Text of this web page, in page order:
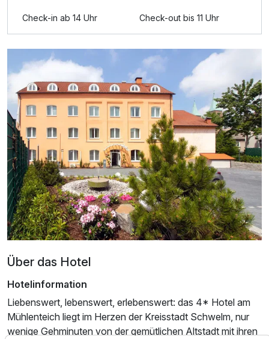
pro KA
Einzelzimmer
1 Erwachsenen
Für 3 Tage p.P. ab216,00 €
Check-in ab 14 Uhr Check-out bis 11 Uhr
Über das Hotel
Hotelinformation
Liebenswert, lebenswert, erlebenswert: das 4* Hotel am
Mühlenteich liegt im Herzen der Kreisstadt Schwelm, nur
wenige Gehminuten von der gemütlichen Altstadt mit ihren